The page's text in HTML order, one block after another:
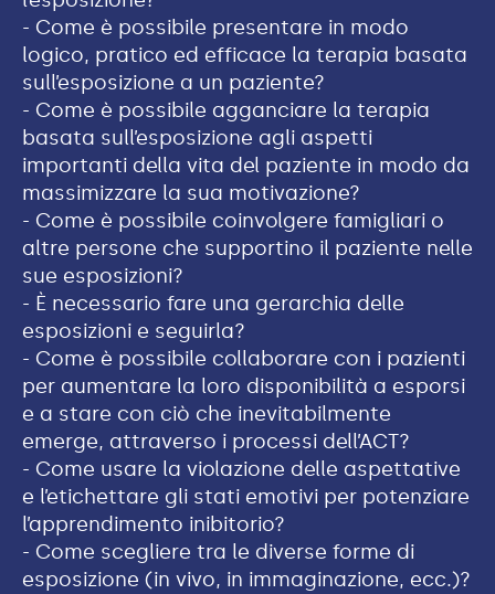
- Come è possibile presentare in modo
logico, pratico ed efficace la terapia basata
sull’esposizione a un paziente?
- Come è possibile agganciare la terapia
basata sull’esposizione agli aspetti
importanti della vita del paziente in modo da
massimizzare la sua motivazione?
- Come è possibile coinvolgere famigliari o
altre persone che supportino il paziente nelle
sue esposizioni?
- È necessario fare una gerarchia delle
esposizioni e seguirla?
- Come è possibile collaborare con i pazienti
per aumentare la loro disponibilità a esporsi
e a stare con ciò che inevitabilmente
emerge, attraverso i processi dell’ACT?
- Come usare la violazione delle aspettative
e l’etichettare gli stati emotivi per potenziare
l’apprendimento inibitorio?
- Come scegliere tra le diverse forme di
esposizione (in vivo, in immaginazione, ecc.)?